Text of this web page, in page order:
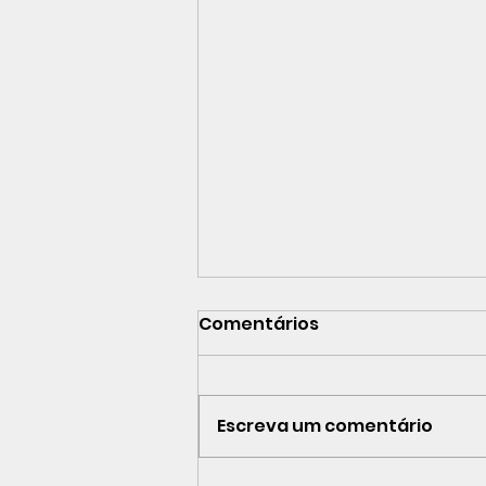
OUTEIRO DA GLORIA
Comentários
Escreva um comentário